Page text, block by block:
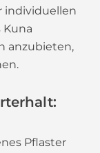
individuellen
anzubieten,
Pflaster